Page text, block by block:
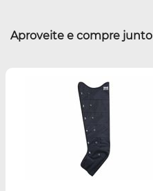
Aproveite e compre junto